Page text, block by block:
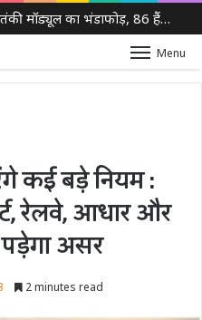
जालंधर में ISI समर्थित BKI आतंकी मॉड्यूल का भंडाफोड़, 86 हैंड ग्रेनेड बरामद, एक आरोपी गिरफ्तार
Menu
कई बड़े नियम :
रेलवे, आधार और
असर
2 minutes read